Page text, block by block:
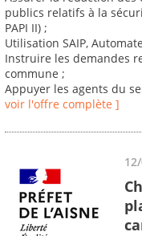
publics relatifs à la
PAPI II) ;
Utilisation SAIP,
Instruire les demandes
commune ;
Appuyer les agents du
voir l'offre complète ]